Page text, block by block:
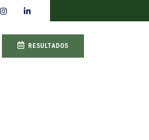
RESULTADOS